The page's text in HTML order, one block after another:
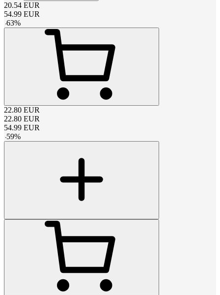
20.54 EUR
54.99 EUR
-63%
22.80 EUR
22.80 EUR
54.99 EUR
-59%